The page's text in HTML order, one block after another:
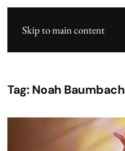
Skip to main content
Tag: Noah Baumbach